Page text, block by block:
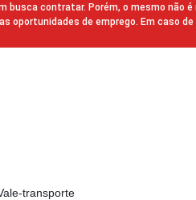
contratar. Porém, o mesmo não
oportunidades de emprego. Em caso
transporte